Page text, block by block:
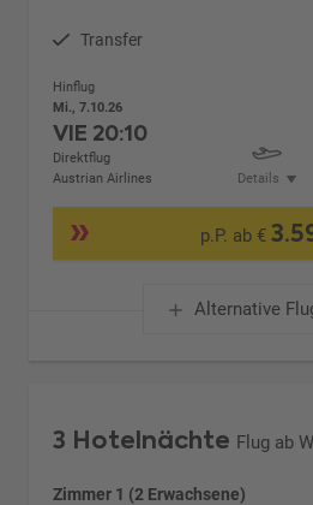
Transfer
Hinflug
Mi., 7.10.26
VIE 20:10
Direktflug
Austrian Airlines
Details
p.P. ab €
Alternative
3 Hotelnächte Flug ab
Zimmer 1 (2 Erwachsene)